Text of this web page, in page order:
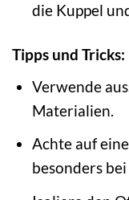
die Kuppel
Tipps und Tricks:
Verwende
Materialien.
Achte auf
besonders